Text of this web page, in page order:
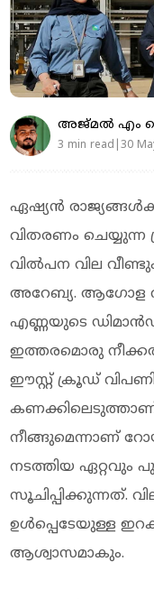
അജ്മല്‍ എം
3 min read|30
ഏഷ്യൻ
വിതരണം ചെയ്യുന്ന
വിൽപന വില
അറേബ്യ. ആഗോള
എണ്ണയുടെ
ഇത്തരമൊരു
ഈസ്റ്റ് ക്രൂഡ്
നീങ്ങുമെന്നാണ്
നടത്തിയ ഏറ്റവും
സൂചിപ്പിക്കുന്നത്.
ഉള്‍പ്പെടേയുള്ള
ആശ്വാസമാകും.